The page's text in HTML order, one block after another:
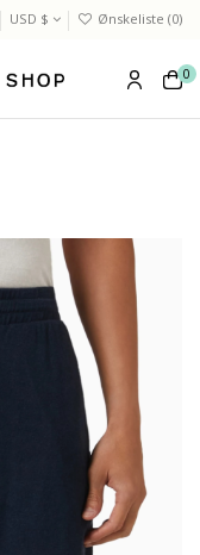
USD $ Ønskeliste (0)
0